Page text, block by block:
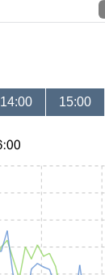
14:00 15:00